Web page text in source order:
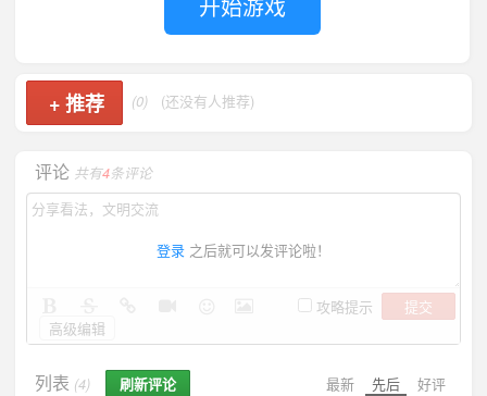
+推荐 (0) (还没有人推荐)
评论 共有4条评论
登录 之后就可以发评论啦！
攻略提示
提交
高级编辑
最新 先后 好评
列表 (4) 刷新评论